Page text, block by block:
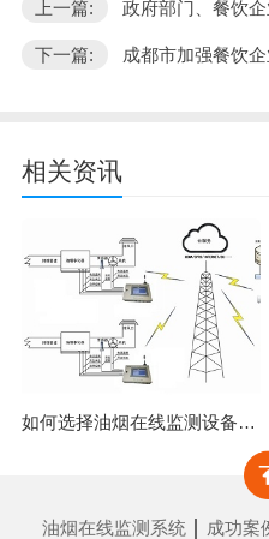
上一篇: 政府部门、餐饮
下一篇: 成都市加强餐饮
相关资讯
如何选择油烟在线监测设备？广州市油烟在线监测设备安装！
油烟在线监测系统 成功案